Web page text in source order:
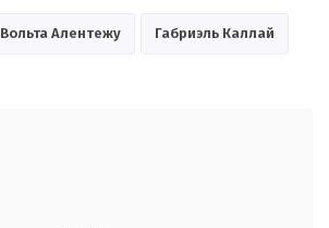
Вольта Алентежу Габриэль Каллай